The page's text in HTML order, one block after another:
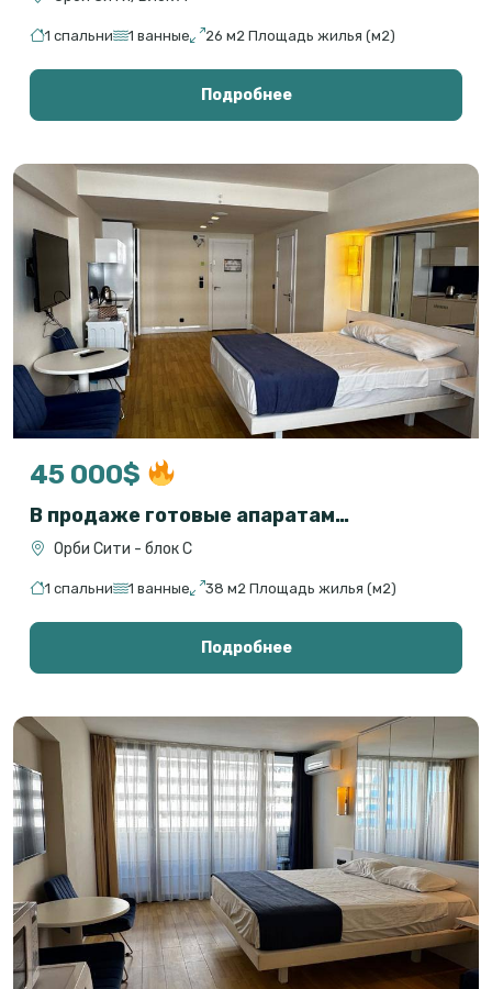
1 спальни 1 ванные 26 м2 Площадь жилья (м2)
Подробнее
45 000$
В продаже готовые апаратаменты на первой линии с прямым видом на море
Орби Сити - блок С
1 спальни 1 ванные 38 м2 Площадь жилья (м2)
Подробнее